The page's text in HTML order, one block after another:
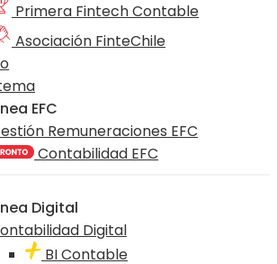
Primera Fintech Contable
Asociación FinteChile
EFC
Remuneraciones EFC
Contabilidad EFC
Digital
Digital
BI Contable